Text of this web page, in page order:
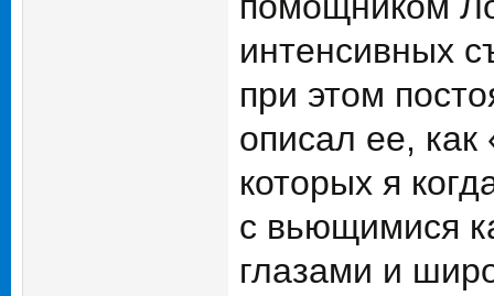
интенсивных
при этом
описал ее,
которых я
с вьющимися
глазами и